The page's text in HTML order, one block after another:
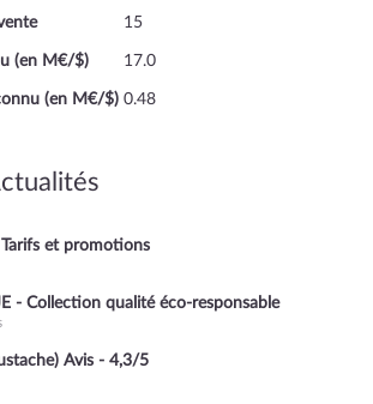
15
(en M€/$) 17.0
(en M€/$) 0.48
et promotions
- Collection qualité éco-responsable
Avis - 4,3/5